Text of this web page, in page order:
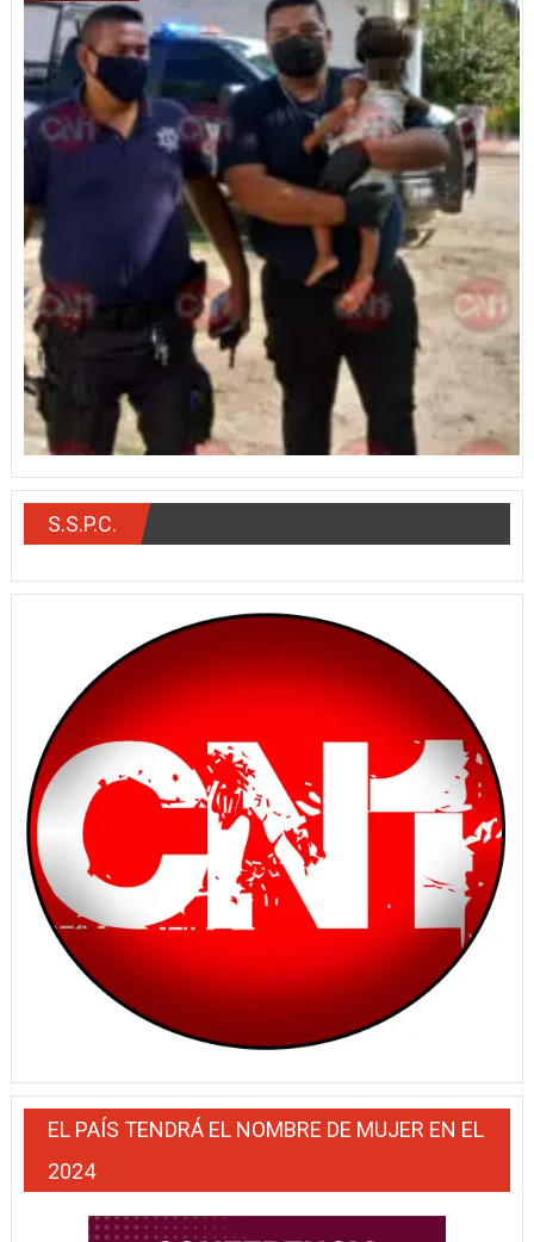
S.S.P.C.
EL PAÍS TENDRÁ EL NOMBRE DE MUJER EN EL
2024